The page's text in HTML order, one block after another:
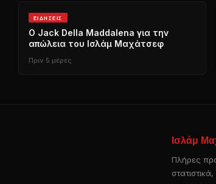
ΕΙΔΉΣΕΙΣ
Ο Jack Della Maddalena για την
απώλεια του Ισλάμ Μαχάτσεφ
Πριν 5 μέρες
Ισλάμ
Πλήρες